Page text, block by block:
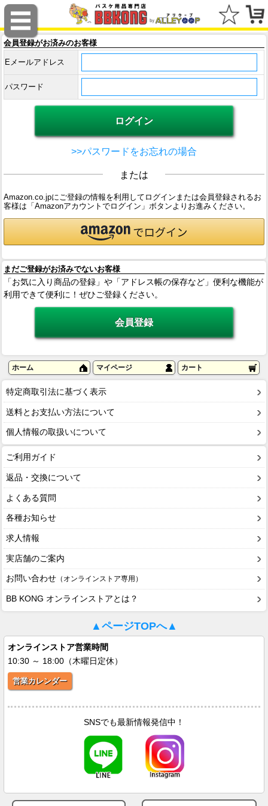
会員登録がお済みのお客様
Eメールアドレス
パスワード
>>パスワードをお忘れの場合
または
Amazon.co.jpにご登録の情報を利用してログインまたは会員登録されるお
客様は「Amazonアカウントでログイン」ボタンよりお進みください。
まだご登録がお済みでないお客様
「お気に入り商品の登録」や「アドレス帳の保存など」便利な機能が
利用できて便利に！ぜひご登録ください。
ホーム マイページ カート
特定商取引法に基づく表示
送料とお支払い方法について
個人情報の取扱いについて
ご利用ガイド
返品・交換について
よくある質問
各種お知らせ
求人情報
実店舗のご案内
お問い合わせ （オンラインストア専用）
BB KONG オンラインストアとは？
▲ページTOPへ▲
オンラインストア営業時間
10:30 ～ 18:00（木曜日定休）
営業カレンダー
SNSでも最新情報発信中！